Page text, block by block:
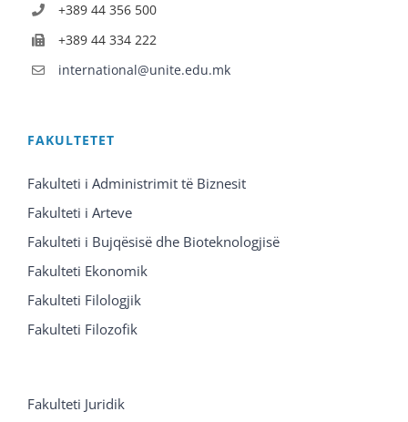
+389 44 356 500
+389 44 334 222
international@unite.edu.mk
FAKULTETET
Fakulteti i Administrimit të Biznesit
Fakulteti i Arteve
Fakulteti i Bujqësisë dhe Bioteknologjisë
Fakulteti Ekonomik
Fakulteti Filologjik
Fakulteti Filozofik
Fakulteti Juridik